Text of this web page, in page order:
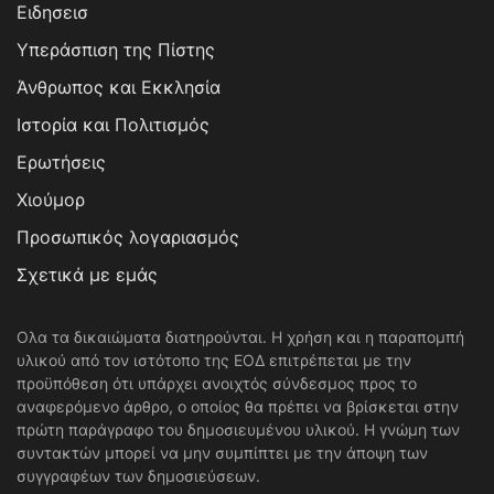
Ειδησεισ
Υπεράσπιση της Πίστης
Άνθρωπος και Εκκλησία
Ιστορία και Πολιτισμός
Ερωτήσεις
Χιούμορ
Προσωπικός λογαριασμός
Σχετικά με εμάς
Ολα τα δικαιώματα διατηρούνται. Η χρήση και η παραπομπή
υλικού από τον ιστότοπο της ΕΟΔ επιτρέπεται με την
προϋπόθεση ότι υπάρχει ανοιχτός σύνδεσμος προς το
αναφερόμενο άρθρο, ο οποίος θα πρέπει να βρίσκεται στην
πρώτη παράγραφο του δημοσιευμένου υλικού. Η γνώμη των
συντακτών μπορεί να μην συμπίπτει με την άποψη των
συγγραφέων των δημοσιεύσεων.